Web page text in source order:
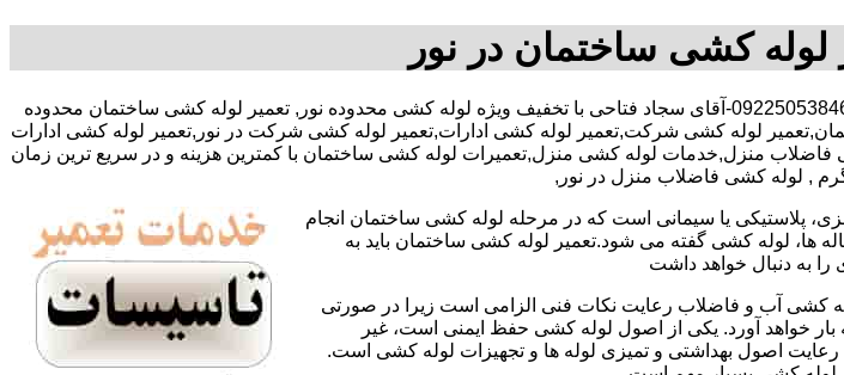
لوله کشی ساختمان در نور
,09225053846-آقای سجاد فتاحی با تخفیف ویژه لوله کشی محدوده نور, تعمیر لوله کشی ساختمان محدوده
لوله کشی شرکت,تعمیر لوله کشی ادارات,تعمیر لوله کشی شرکت در نور,تعمیر لوله کشی ادارات
فاضلاب منزل,خدمات لوله کشی منزل,تعمیرات لوله کشی ساختمان با کمترین هزینه و در سریع ترین زمان
, لوله کشی فاضلاب منزل در نور,
پلاستیکی یا سیمانی است که در مرحله لوله کشی ساختمان انجام
ها، لوله کشی گفته می شود.تعمیر لوله کشی ساختمان باید به
به دنبال خواهد داشت
کشی آب و فاضلاب رعایت نکات فنی الزامی است زیرا در صورتی
خواهد آورد. یکی از اصول لوله کشی حفظ ایمنی است، غیر
رعایت اصول بهداشتی و تمیزی لوله ها و تجهیزات لوله کشی است.